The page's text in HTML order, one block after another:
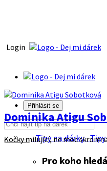
Login
Přihlásit se
Tipy na dárkyTipy
Pro koho
Dominika Atigu
Kočky milující, ne moc